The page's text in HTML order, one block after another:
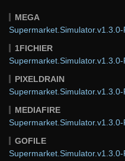
MEGA
Supermarket.Simulator.v1.3.0-
1FICHIER
Supermarket.Simulator.v1.3.0-
PIXELDRAIN
Supermarket.Simulator.v1.3.0-
MEDIAFIRE
Supermarket.Simulator.v1.3.0-
GOFILE
Supermarket.Simulator.v1.3.0-